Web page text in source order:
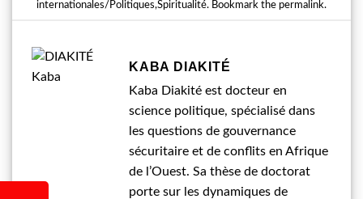
internationales/Politiques,Spiritualité. Bookmark the permalink.
KABA DIAKITÉ
Kaba Diakité est docteur en
science politique, spécialisé dans
les questions de gouvernance
sécuritaire et de conflits en Afrique
de l’Ouest. Sa thèse de doctorat
porte sur les dynamiques de